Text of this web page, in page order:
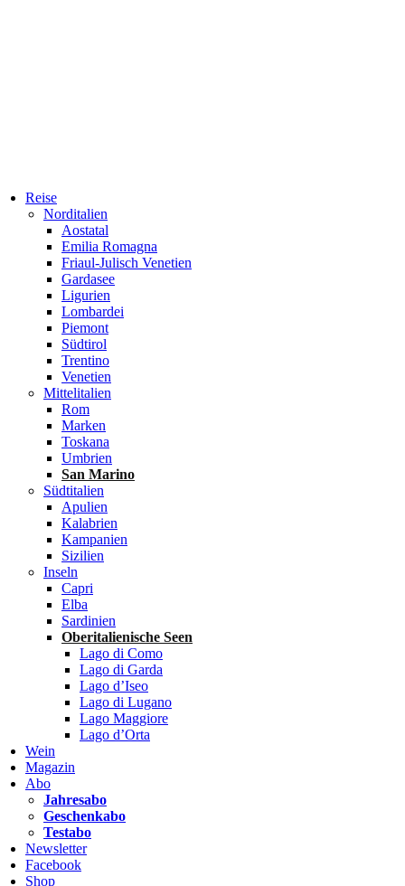
Reise
Norditalien
Aostatal
Emilia Romagna
Friaul-Julisch Venetien
Gardasee
Ligurien
Lombardei
Piemont
Südtirol
Trentino
Venetien
Mittelitalien
Rom
Marken
Toskana
Umbrien
San Marino
Südtitalien
Apulien
Kalabrien
Kampanien
Sizilien
Inseln
Capri
Elba
Sardinien
Oberitalienische Seen
Lago di Como
Lago di Garda
Lago d’Iseo
Lago di Lugano
Lago Maggiore
Lago d’Orta
Wein
Magazin
Abo
Jahresabo
Geschenkabo
Testabo
Newsletter
Facebook
Shop